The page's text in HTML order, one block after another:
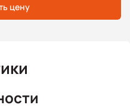
цену